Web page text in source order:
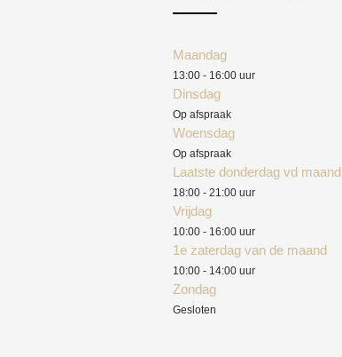
Maandag
13:00 - 16:00 uur
Dinsdag
Op afspraak
Woensdag
Op afspraak
Laatste donderdag vd maand
18:00 - 21:00 uur
Vrijdag
10:00 - 16:00 uur
1e zaterdag van de maand
10:00 - 14:00 uur
Zondag
Gesloten